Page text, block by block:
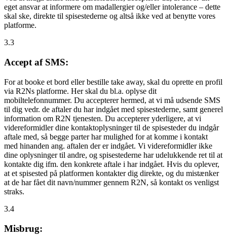
eget ansvar at informere om madallergier og/eller intolerance – dette
skal ske, direkte til spisestederne og altså ikke ved at benytte vores
platforme.
3.3
Accept af SMS:
For at booke et bord eller bestille take away, skal du oprette en profil
via R2Ns platforme. Her skal du bl.a. oplyse dit
mobiltelefonnummer. Du accepterer hermed, at vi må udsende SMS
til dig vedr. de aftaler du har indgået med spisestederne, samt generel
information om R2N tjenesten. Du accepterer yderligere, at vi
videreformidler dine kontaktoplysninger til de spisesteder du indgår
aftale med, så begge parter har mulighed for at komme i kontakt
med hinanden ang. aftalen der er indgået. Vi videreformidler ikke
dine oplysninger til andre, og spisestederne har udelukkende ret til at
kontakte dig ifm. den konkrete aftale i har indgået. Hvis du oplever,
at et spisested på platformen kontakter dig direkte, og du mistænker
at de har fået dit navn/nummer gennem R2N, så kontakt os venligst
straks.
3.4
Misbrug: